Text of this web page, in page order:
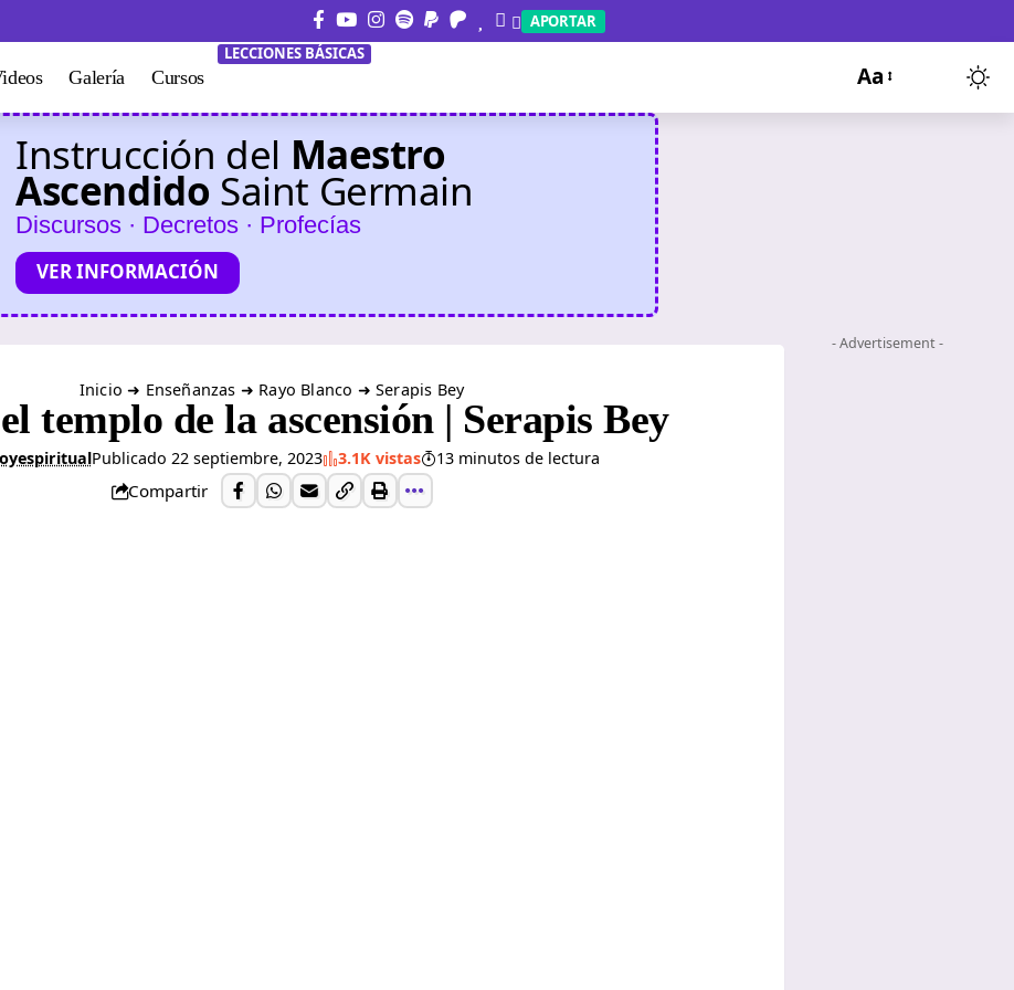
APORTAR
Galería Cursos
LECCIONES BÁSICAS
Aa
Instrucción del Maestro
Ascendido Saint Germain
Discursos · Decretos · Profecías
VER INFORMACIÓN
Inicio ➜ Enseñanzas ➜ Rayo Blanco ➜Serapis Bey
templo de la ascensión | Serapis Bey
Publicado 22 septiembre, 2023 3.1K vistas 13 minutos de lectura
Compartir
- Advertisement -